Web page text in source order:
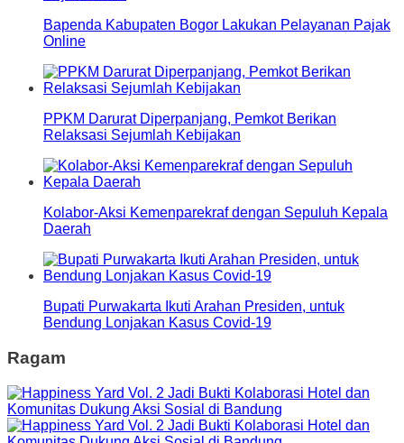
Bapenda Kabupaten Bogor Lakukan Pelayanan Pajak
Online
PPKM Darurat Diperpanjang, Pemkot Berikan
Relaksasi Sejumlah Kebijakan
Kolabor-Aksi Kemenparekraf dengan Sepuluh Kepala
Daerah
Bupati Purwakarta Ikuti Arahan Presiden, untuk
Bendung Lonjakan Kasus Covid-19
Ragam